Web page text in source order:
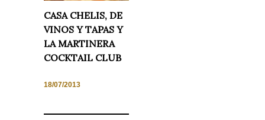
CASA CHELIS, DE
VINOS Y TAPAS Y
LA MARTINERA
COCKTAIL CLUB
18/07/2013
Necesarias